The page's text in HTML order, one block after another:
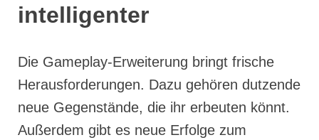
intelligenter
Die Gameplay-Erweiterung bringt frische
Herausforderungen. Dazu gehören dutzende
neue Gegenstände, die ihr erbeuten könnt.
Außerdem gibt es neue Erfolge zum